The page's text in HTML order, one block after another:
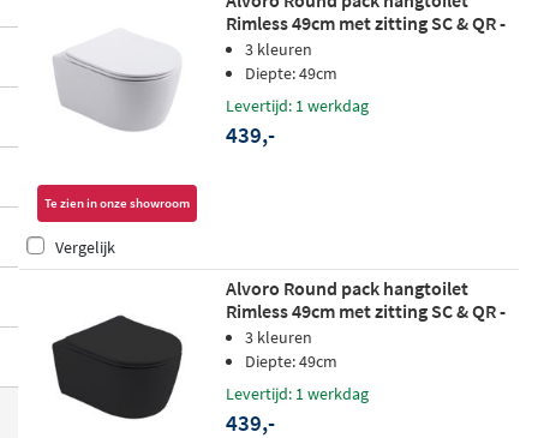
randloos (rimless)uitgev
oerd voor een betere hygiëne en eenvoud
iger schoonmaken.
Te zien in onze showroom
Rimless 49cm met zitting SC & QR -
mat wit
3 kleuren
Diepte: 49cm
Levertijd: 1 werkdag
439,-
Vergelijk
Alvoro Round pack hangtoilet
Rimless 49cm met zitting SC & QR -
mat zwart
3 kleuren
Diepte: 49cm
Levertijd: 1 werkdag
439,-